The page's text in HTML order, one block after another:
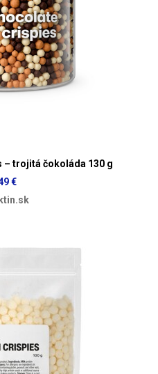
trojitá čokoláda 130 g
€